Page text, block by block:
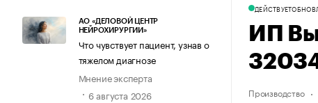
АО «ДЕЛОВОЙ ЦЕНТР
НЕЙРОХИРУРГИИ»
Что чувствует пациент, узнав о
тяжелом диагнозе
Мнение эксперта
6 августа 2026
ДЕЙСТВУЕТ
ИП
Производство